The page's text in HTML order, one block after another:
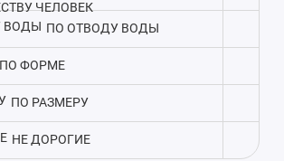
в 5000 литров, Септик
для домов с количеством
25 человек. Поэтому при выборе модели
ПО ОТВОДУ ВОДЫ
ПО ФОРМЕ
ПО РАЗМЕРУ
НЕ ДОРОГИЕ